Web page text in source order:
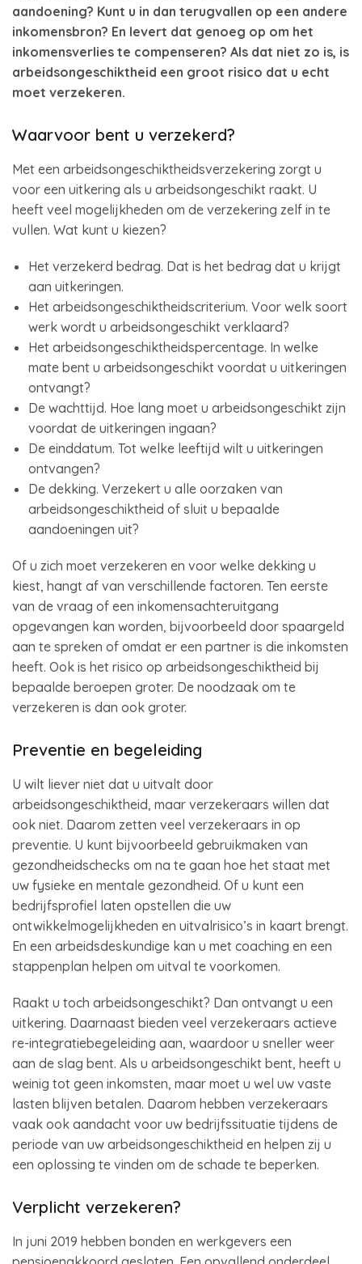
aandoening? Kunt u in dan terugvallen op een andere
inkomensbron? En levert dat genoeg op om het
inkomensverlies te compenseren? Als dat niet zo is, is
arbeidsongeschiktheid een groot risico dat u echt
moet verzekeren.
Waarvoor bent u verzekerd?
Met een arbeidsongeschiktheidsverzekering zorgt u
voor een uitkering als u arbeidsongeschikt raakt. U
heeft veel mogelijkheden om de verzekering zelf in te
vullen. Wat kunt u kiezen?
Het verzekerd bedrag. Dat is het bedrag dat u krijgt
aan uitkeringen.
Het arbeidsongeschiktheidscriterium. Voor welk soort
werk wordt u arbeidsongeschikt verklaard?
Het arbeidsongeschiktheidspercentage. In welke
mate bent u arbeidsongeschikt voordat u uitkeringen
ontvangt?
De wachttijd. Hoe lang moet u arbeidsongeschikt zijn
voordat de uitkeringen ingaan?
De einddatum. Tot welke leeftijd wilt u uitkeringen
ontvangen?
De dekking. Verzekert u alle oorzaken van
arbeidsongeschiktheid of sluit u bepaalde
aandoeningen uit?
Of u zich moet verzekeren en voor welke dekking u
kiest, hangt af van verschillende factoren. Ten eerste
van de vraag of een inkomensachteruitgang
opgevangen kan worden, bijvoorbeeld door spaargeld
aan te spreken of omdat er een partner is die inkomsten
heeft. Ook is het risico op arbeidsongeschiktheid bij
bepaalde beroepen groter. De noodzaak om te
verzekeren is dan ook groter.
Preventie en begeleiding
U wilt liever niet dat u uitvalt door
arbeidsongeschiktheid, maar verzekeraars willen dat
ook niet. Daarom zetten veel verzekeraars in op
preventie. U kunt bijvoorbeeld gebruikmaken van
gezondheidschecks om na te gaan hoe het staat met
uw fysieke en mentale gezondheid. Of u kunt een
bedrijfsprofiel laten opstellen die uw
ontwikkelmogelijkheden en uitvalrisico’s in kaart brengt.
En een arbeidsdeskundige kan u met coaching en een
stappenplan helpen om uitval te voorkomen.
Raakt u toch arbeidsongeschikt? Dan ontvangt u een
uitkering. Daarnaast bieden veel verzekeraars actieve
re-integratiebegeleiding aan, waardoor u sneller weer
aan de slag bent. Als u arbeidsongeschikt bent, heeft u
weinig tot geen inkomsten, maar moet u wel uw vaste
lasten blijven betalen. Daarom hebben verzekeraars
vaak ook aandacht voor uw bedrijfssituatie tijdens de
periode van uw arbeidsongeschiktheid en helpen zij u
een oplossing te vinden om de schade te beperken.
Verplicht verzekeren?
In juni 2019 hebben bonden en werkgevers een